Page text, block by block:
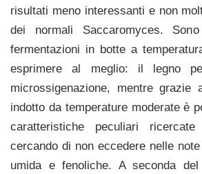
risultati meno interessanti e non
dei normali Saccaromyces.
fermentazioni in botte a
esprimere al meglio: il legno
microssigenazione, mentre grazie
indotto da temperature moderate è
caratteristiche peculiari
cercando di non eccedere nelle
umida e fenoliche. A seconda